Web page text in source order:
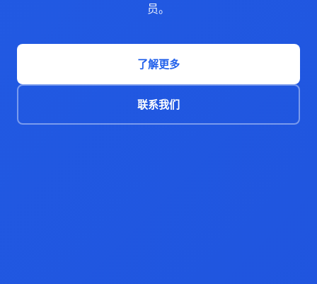
员。
了解更多
联系我们